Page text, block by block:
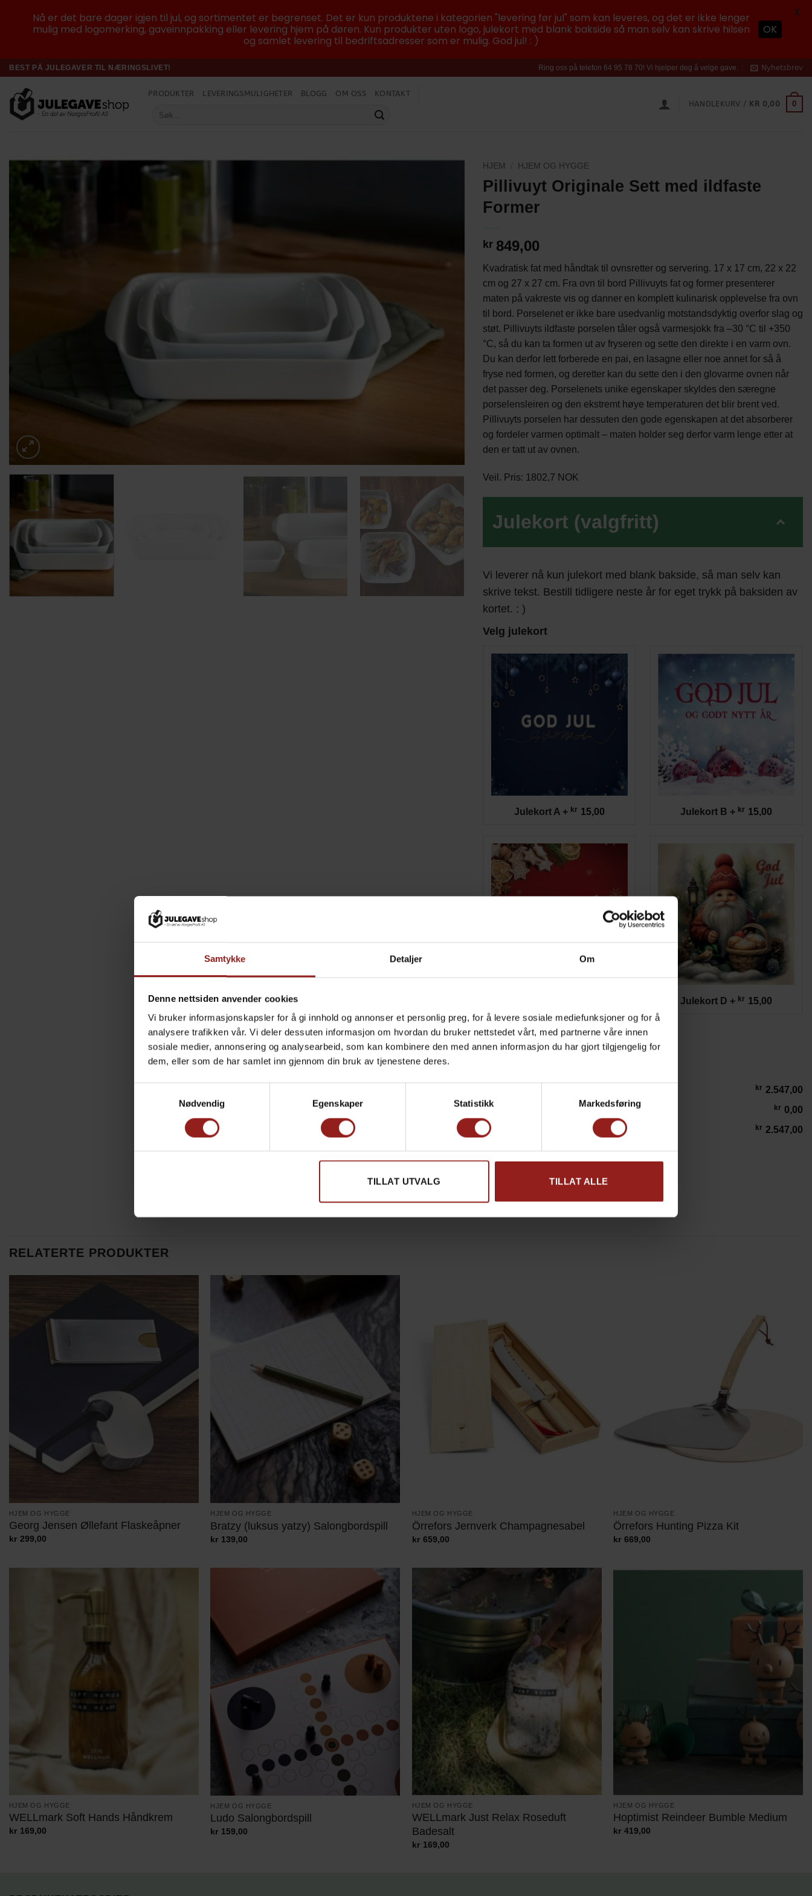
Samtykke Detaljer Om
Denne nettsiden anvender cookies
Vi bruker informasjonskapsler for å gi innhold og annonser et personlig preg, for å levere sosiale mediefunksjoner og for å
analysere trafikken vår. Vi deler dessuten informasjon om hvordan du bruker nettstedet vårt, med partnerne våre innen
sosiale medier, annonsering og analysearbeid, som kan kombinere den med annen informasjon du har gjort tilgjengelig for
dem, eller som de har samlet inn gjennom din bruk av tjenestene deres.
Nødvendig
Egenskaper Statistikk Markedsføring
TILLAT UTVALG TILLAT ALLE
Skip
content
BEST PÅ JULEGAVER TIL NÆRINGSLIVET! Ring oss på telefon 64 95 78 70! Vi hjelper deg å velge gave. Nyhetsbrev
PRODUKTER LEVERINGSMULIGHETER BLOGG OM OSS KONTAKT
HANDLEKURV / KR 0,00 0
HJEM HJEM OG HYGGE
Pillivuyt Originale Sett med ildfaste
Former
kr 849,00
Kvadratisk fat med håndtak til ovnsretter og servering. 17 x 17 cm, 22 x 22
cm og 27 x 27 cm. Fra ovn til bord Pillivuyts fat og former presenterer
maten på vakreste vis og danner en komplett kulinarisk opplevelse fra ovn
til bord. Porselenet er ikke bare usedvanlig motstandsdyktig overfor slag og
støt. Pillivuyts ildfaste porselen tåler også varmesjokk fra –30 °C til +350
°C, så du kan ta formen ut av fryseren og sette den direkte i en varm ovn.
Du kan derfor lett forberede en pai, en lasagne eller noe annet for så å
fryse ned formen, og deretter kan du sette den i den glovarme ovnen når
det passer deg. Porselenets unike egenskaper skyldes den særegne
porselensleiren og den ekstremt høye temperaturen det blir brent ved.
Pillivuyts porselen har dessuten den gode egenskapen at det absorberer
og fordeler varmen optimalt – maten holder seg derfor varm lenge etter at
den er tatt ut av ovnen.
Veil. Pris: 1802,7 NOK
Julekort (valgfritt)
Vi leverer nå kun julekort med blank bakside, så man selv kan
skrive tekst. Bestill tidligere neste år for eget trykk på baksiden av
kortet. : )
Velg julekort
Julekort A + kr 15,00 Julekort B + kr 15,00
Julekort D + kr 15,00
kr 2.547,00
Tillegg total
kr 0,00
Totalsum
kr 2.547,00
Pillivuyt Originale Sett med ildfaste Former antall
RELATERTE PRODUKTER
HJEM OG HYGGE
Georg Jensen Øllefant Flaskeåpner
kr 299,00
HJEM OG HYGGE
Bratzy (luksus yatzy) Salongbordspill
kr 139,00
HJEM OG HYGGE
Örrefors Jernverk Champagnesabel
kr 659,00
HJEM OG HYGGE
Örrefors Hunting Pizza Kit
kr 669,00
HJEM OG HYGGE
WELLmark Soft Hands Håndkrem
kr 169,00
HJEM OG HYGGE
Ludo Salongbordspill
kr 159,00
HJEM OG HYGGE
WELLmark Just Relax Roseduft
Badesalt
kr 169,00
HJEM OG HYGGE
Hoptimist Reindeer Bumble Medium
kr 419,00
Nå er det bare dager igjen til jul, og sortimentet er begrenset. Det er kun produktene i kategorien "levering før jul" som kan leveres, og det er ikke lenger
mulig med logomerking, gaveinnpakking eller levering hjem på døren. Kun produkter uten logo, julekort med blank bakside så man selv kan skrive hilsen
og samlet levering til bedriftsadresser som er mulig. God jul! : )
OK
X